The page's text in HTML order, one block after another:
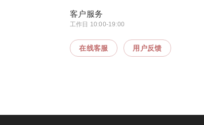
客户服务
工作日 10:00-19:00
在线客服 用户反馈